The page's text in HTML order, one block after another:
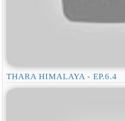
THARA HIMALAYA - EP.6.4